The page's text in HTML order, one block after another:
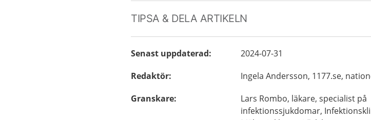
TIPSA & DELA ARTIKELN
Senast uppdaterad:
2024-07-31
Redaktör: Ingela Andersson, 1177.se,
Granskare: Lars Rombo, läkare, specialist på
infektionssjukdomar,